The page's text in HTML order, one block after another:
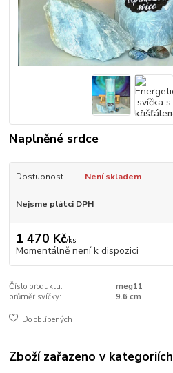
Naplněné srdce
Dostupnost Není skladem
Nejsme plátci DPH
1 470 Kč/ks
Momentálně není k dispozici
Číslo produktu:
meg11
průměr svíčky:
9.6 cm
Do oblíbených
Zboží zařazeno v kategoriích